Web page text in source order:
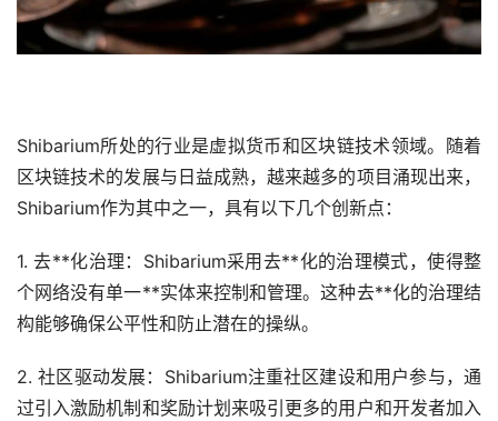
Shibarium所处的行业是虚拟货币和区块链技术领域。随着
区块链技术的发展与日益成熟，越来越多的项目涌现出来，
Shibarium作为其中之一，具有以下几个创新点：
1. 去**化治理：Shibarium采用去**化的治理模式，使得整
个网络没有单一**实体来控制和管理。这种去**化的治理结
构能够确保公平性和防止潜在的操纵。
2. 社区驱动发展：Shibarium注重社区建设和用户参与，通
过引入激励机制和奖励计划来吸引更多的用户和开发者加入